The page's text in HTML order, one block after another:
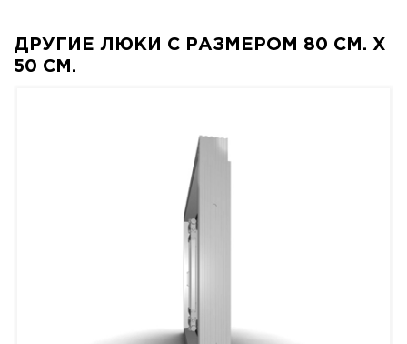
ДРУГИЕ ЛЮКИ С РАЗМЕРОМ 80 СМ. X
50 СМ.